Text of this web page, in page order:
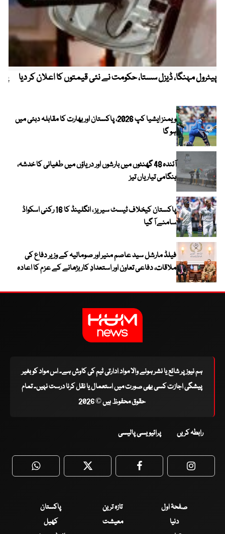
پیٹرول مہنگا، ڈیزل سستا، حکومت نے نئی قیمتوں کا اعلان کر دیا
ویمنز ایشیا کپ 2026، پاکستان اور بھارت کا مقابلہ دبئی میں
ہو گا
آئندہ 48 گھنٹوں میں بارشوں اور دریاؤں میں طغیانی کا خدشہ،
ہنگامی تیاریاں تیز
پاکستان کیخلاف ٹیسٹ سیریز ، انگلینڈ کا 16 رکنی اسکواڈ
سامنے آ گیا
فیلڈ مارشل سید عاصم منیر اور صومالیہ کے وزیر دفاع کی
ملاقات، دفاعی تعاون اور استعدادِ کار بڑھانے کے عزم کا اعادہ
ہم نیوز پر شائع یا نشر ہونے والا مواد ادارتی ٹیم کی کاوش ہے۔ اس مواد کو بغیر
پیشگی اجازت کسی بھی صورت میں استعمال یا نقل کرنا درست نہیں۔ تمام
حقوق محفوظ ہیں © 2026
رابطہ کریں پرائیویسی پالیسی
WhatsApp Twitter Facebook
صفحۂ اول تازہ ترین
پاکستان
دنیا
معیشت
کھیل